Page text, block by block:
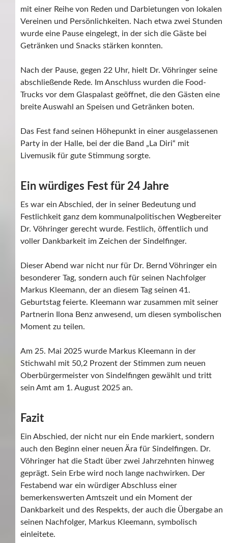
mit einer Reihe von Reden und Darbietungen von lokalen
Vereinen und Persönlichkeiten. Nach etwa zwei Stunden
wurde eine Pause eingelegt, in der sich die Gäste bei
Getränken und Snacks stärken konnten.
Nach der Pause, gegen 22 Uhr, hielt Dr. Vöhringer seine
abschließende Rede. Im Anschluss wurden die Food-
Trucks vor dem Glaspalast geöffnet, die den Gästen eine
breite Auswahl an Speisen und Getränken boten.
Das Fest fand seinen Höhepunkt in einer ausgelassenen
Party in der Halle, bei der die Band „La Diri“ mit
Livemusik für gute Stimmung sorgte.
Ein würdiges Fest für 24 Jahre
Es war ein Abschied, der in seiner Bedeutung und
Festlichkeit ganz dem kommunalpolitischen Wegbereiter
Dr. Vöhringer gerecht wurde. Festlich, öffentlich und
voller Dankbarkeit im Zeichen der Sindelfinger.
Dieser Abend war nicht nur für Dr. Bernd Vöhringer ein
besonderer Tag, sondern auch für seinen Nachfolger
Markus Kleemann, der an diesem Tag seinen 41.
Geburtstag feierte. Kleemann war zusammen mit seiner
Partnerin Ilona Benz anwesend, um diesen symbolischen
Moment zu teilen.
Am 25. Mai 2025 wurde Markus Kleemann in der
Stichwahl mit 50,2 Prozent der Stimmen zum neuen
Oberbürgermeister von Sindelfingen gewählt und tritt
sein Amt am 1. August 2025 an.
Fazit
Ein Abschied, der nicht nur ein Ende markiert, sondern
auch den Beginn einer neuen Ära für Sindelfingen. Dr.
Vöhringer hat die Stadt über zwei Jahrzehnten hinweg
geprägt. Sein Erbe wird noch lange nachwirken. Der
Festabend war ein würdiger Abschluss einer
bemerkenswerten Amtszeit und ein Moment der
Dankbarkeit und des Respekts, der auch die Übergabe an
seinen Nachfolger, Markus Kleemann, symbolisch
einleitete.